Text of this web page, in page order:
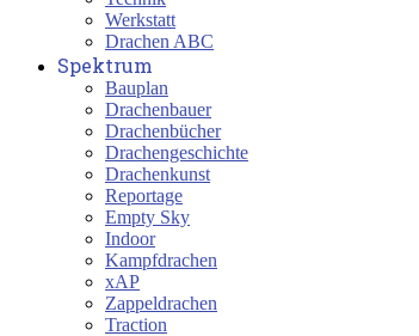
Werkstatt
Drachen ABC
Spektrum
Bauplan
Drachenbauer
Drachenbücher
Drachengeschichte
Drachenkunst
Reportage
Empty Sky
Indoor
Kampfdrachen
xAP
Zappeldrachen
Traction